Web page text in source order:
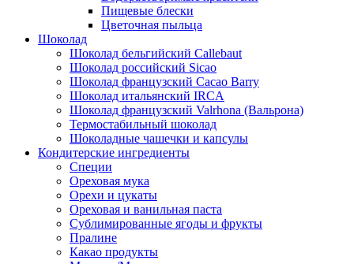
Пищевые блески
Цветочная пыльца
Шоколад
Шоколад бельгийский Callebaut
Шоколад российский Sicao
Шоколад французский Cacao Barry
Шоколад итальянский IRCA
Шоколад французский Valrhona (Вальрона)
Термостабильный шоколад
Шоколадные чашечки и капсулы
Кондитерские ингредиенты
Специи
Ореховая мука
Орехи и цукаты
Ореховая и ванильная паста
Сублимированные ягоды и фрукты
Пралине
Какао продукты